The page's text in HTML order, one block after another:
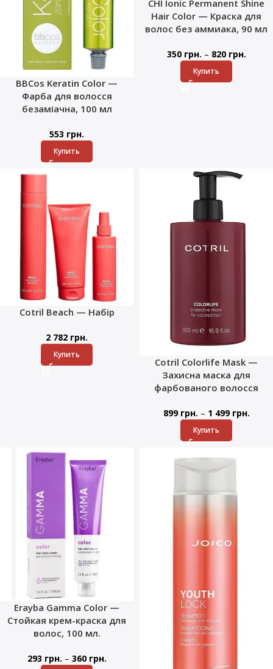
BBCos Keratin Color —
Фарба для волосся
безаміачна, 100 мл
553 грн.
Купить
CHI Ionic Permanent Shine
Hair Color — Краска для
волос без аммиака, 90 мл
350 грн. – 820 грн.
Купить
Cotril Beach — Набір
2 782 грн.
Купить
Cotril Colorlife Mask —
Захисна маска для
фарбованого волосся
899 грн. – 1 499 грн.
Купить
Erayba Gamma Color —
Стойкая крем-краска для
волос, 100 мл.
293 грн. – 360 грн.